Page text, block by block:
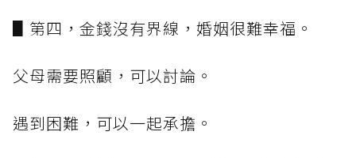
▋第四，金錢沒有界線，婚姻很難幸福。
父母需要照顧，可以討論。
遇到困難，可以一起承擔。